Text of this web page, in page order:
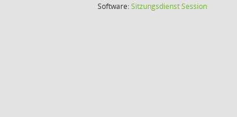
Software:SitzungsdienstSession(Wird in